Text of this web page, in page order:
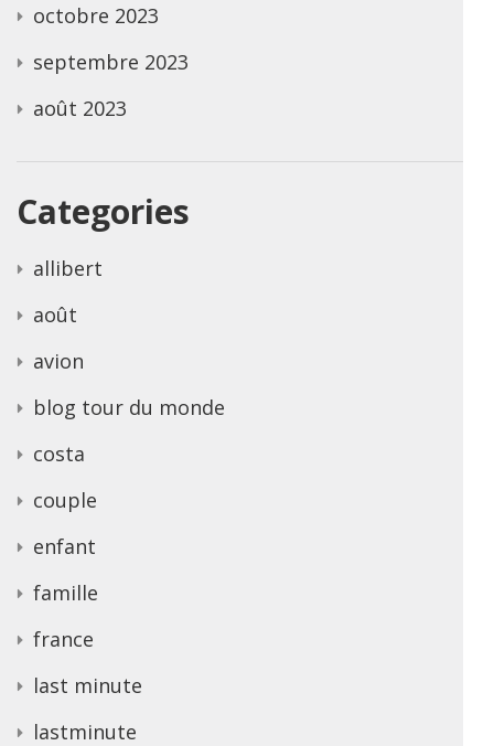
octobre 2023
septembre 2023
août 2023
Categories
allibert
août
avion
blog tour du monde
costa
couple
enfant
famille
france
last minute
lastminute